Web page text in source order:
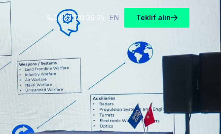
0 532 120 36 25 EN Teklif alın